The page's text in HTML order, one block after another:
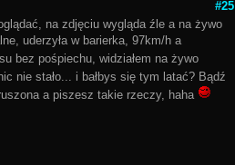
#25
na zdjęciu wygląda źle a na żywo
uderzyła w barierka, 97km/h a
bez pośpiechu, widziałem na żywo
nie stało... i bałbys się tym latać? Bądź
a piszesz takie rzeczy, haha